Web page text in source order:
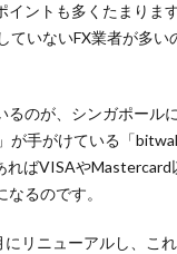
イントも多くたまりま
ていないFX業者が多い
るのが、シンガポール
が手がけている「
ればVISAやMastercard
なるのです。
リニューアルし、こ